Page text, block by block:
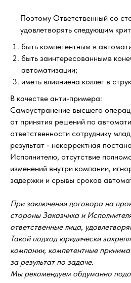
Поэтому Ответственный со
удовлетворять следующим
быть компетентным в
быть заинтересованнымв
автоматизации;
иметь влияниена коллег в
В качестве анти-примера:
Самоустранение высшего
от принятия решений по
ответственности сотруднику
результат - некорректная
Исполнителю, отсутствие
изменений внутри компании,
задержки и срывы сроков
При заключении договора на
стороны Заказчика и
ответственные лица,
Такой подход юридически
компании, компетентные
за результат по задаче.
Мы рекомендуем обдуманно